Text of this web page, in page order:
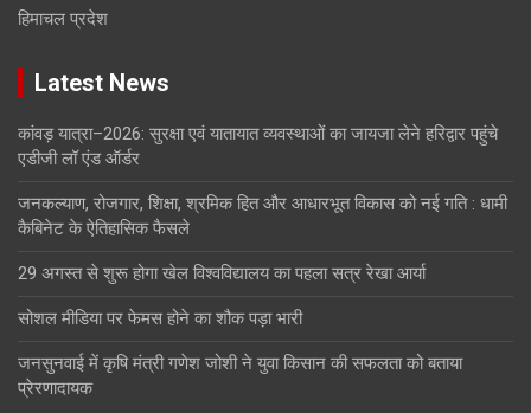
हिमाचल प्रदेश
Latest News
कांवड़ यात्रा–2026: सुरक्षा एवं यातायात व्यवस्थाओं का जायजा लेने हरिद्वार पहुंचे
एडीजी लॉ एंड ऑर्डर
जनकल्याण, रोजगार, शिक्षा, श्रमिक हित और आधारभूत विकास को नई गति : धामी
कैबिनेट के ऐतिहासिक फैसले
29 अगस्त से शुरू होगा खेल विश्वविद्यालय का पहला सत्र रेखा आर्या
सोशल मीडिया पर फेमस होने का शौक पड़ा भारी
जनसुनवाई में कृषि मंत्री गणेश जोशी ने युवा किसान की सफलता को बताया
प्रेरणादायक